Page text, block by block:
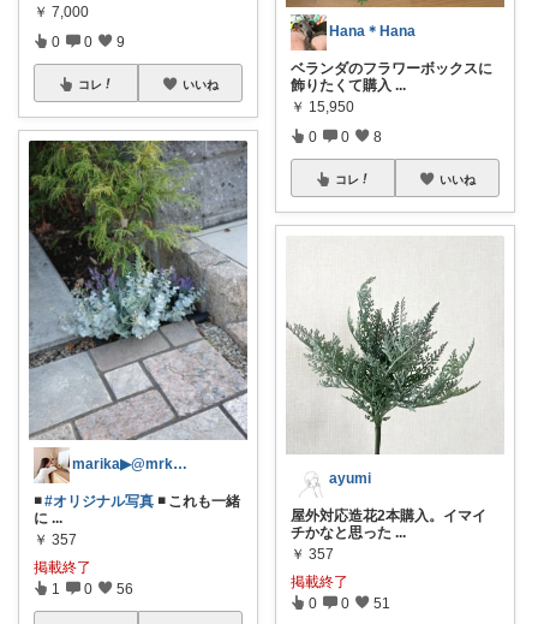
￥ 7,000
0 0 9
コレ いいね
marika▶︎@mrk_home100
◾️#オリジナル写真 ◾️ これも一緒
に ...
￥ 357
掲載終了
1 0 56
Hana＊Hana
ベランダのフラワーボックスに
飾りたくて購入 ...
￥ 15,950
0 0 8
コレ いいね
ayumi
屋外対応造花2本購入。イマイ
チかなと思った ...
￥ 357
掲載終了
0 0 51